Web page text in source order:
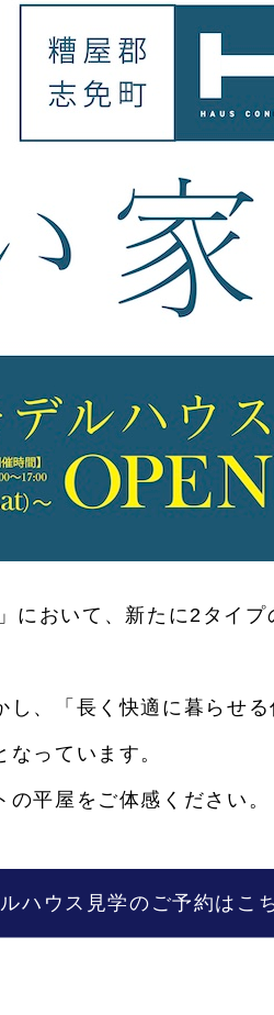
おいて、新たに2タイ
、「長く快適に暮らせ
っています。
平屋をご体感ください。
ハウス見学のご予約はこ